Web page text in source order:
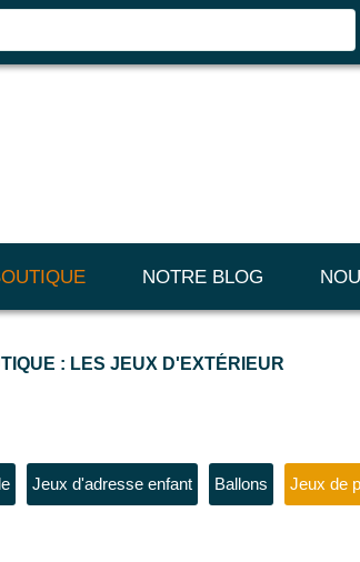
NOTRE BLOG
: LES JEUX D'EXTÉRIEUR
Jeux d'adresse enfant Ballons Jeux de